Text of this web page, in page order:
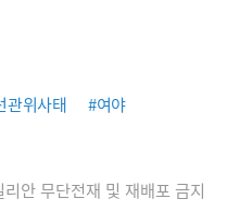
관위사태
#여야
안 무단전재 및 재배포 금지